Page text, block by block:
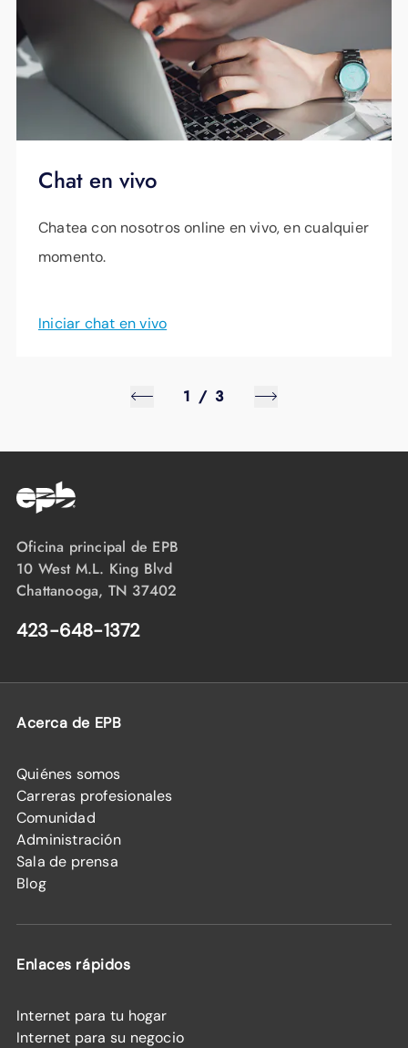
Chat en vivo
Chatea con nosotros online en vivo, en cualquier
momento.
Iniciar chat en vivo
1 / 3
Oficina principal de EPB
10 West M.L. King Blvd
Chattanooga, TN 37402
423-648-1372
Acerca de EPB
Quiénes somos
Carreras profesionales
Comunidad
Administración
Sala de prensa
Blog
Enlaces rápidos
Internet para tu hogar
Internet para su negocio